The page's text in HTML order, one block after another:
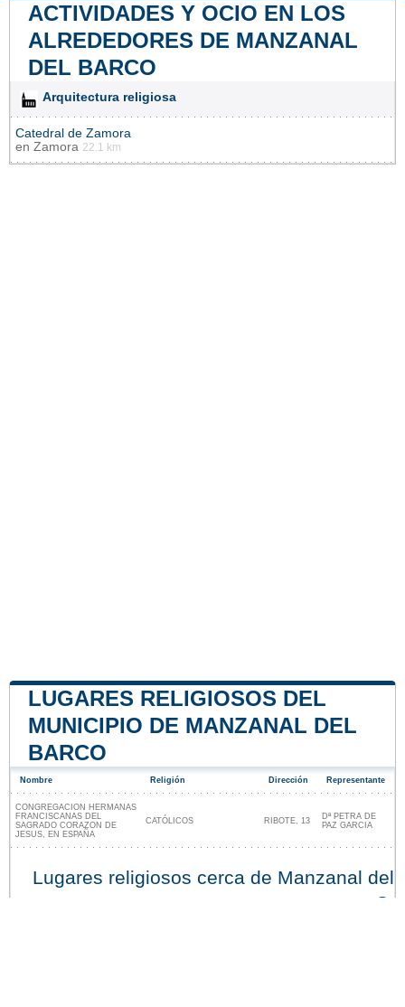
ACTIVIDADES Y OCIO EN LOS
ALREDEDORES DE MANZANAL
DEL BARCO
Arquitectura religiosa
Catedral de Zamora
en Zamora 22.1 km
LUGARES RELIGIOSOS DEL
MUNICIPIO DE MANZANAL DEL
BARCO
Nombre Religión Dirección Representante
CONGREGACION HERMANAS
FRANCISCANAS DEL
SAGRADO CORAZON DE
JESUS, EN ESPAÑA
CATÓLICOS RIBOTE, 13
Dª PETRA DE
PAZ GARCIA
Lugares religiosos cerca de Manzanal del